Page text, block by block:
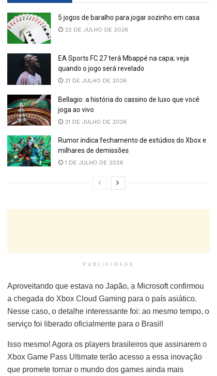
5 jogos de baralho para jogar sozinho em casa
22 DE JULHO DE 2026
EA Sports FC 27 terá Mbappé na capa; veja
quando o jogo será revelado
21 DE JULHO DE 2026
Bellagio: a história do cassino de luxo que você
joga ao vivo
21 DE JULHO DE 2026
Rumor indica fechamento de estúdios do Xbox e
milhares de demissões
1 DE JULHO DE 2026
PUBLICIDADE
Aproveitando que estava no Japão, a Microsoft confirmou
a chegada do Xbox Cloud Gaming para o país asiático.
Nesse caso, o detalhe interessante foi: ao mesmo tempo, o
serviço foi liberado oficialmente para o Brasil!
Isso mesmo! Agora os players brasileiros que assinarem o
Xbox Game Pass Ultimate terão acesso a essa inovação
que promete tornar o mundo dos games ainda mais